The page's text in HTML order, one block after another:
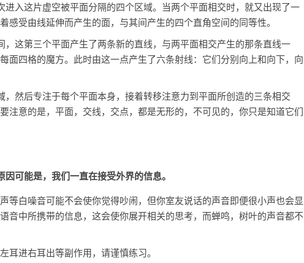
进入这片虚空被平面分隔的四个区域。当两个平面相交时，就又出现了一
感受由线延伸而产生的面，与其间产生的四个直角空间的同等性。
，这第三个平面产生了两条新的直线，与两平面相交产生的那条直线一
面四格的魔方。此时由这一点产生了六条射线：它们分别向上和向下，向
，然后专注于每个平面本身，接着转移注意力到平面所创造的三条相交
注意的是，平面，交线，交点，都是无形的，不可见的，你只是知道它们
可能是，我们一直在接受外界的信息。
等白噪音可能不会使你觉得吵闹，但你室友说话的声音即便很小声也会显
音中所携带的信息，这会使你展开相关的思考，而蝉鸣，树叶的声音都不
耳进右耳出等副作用，请谨慎练习。